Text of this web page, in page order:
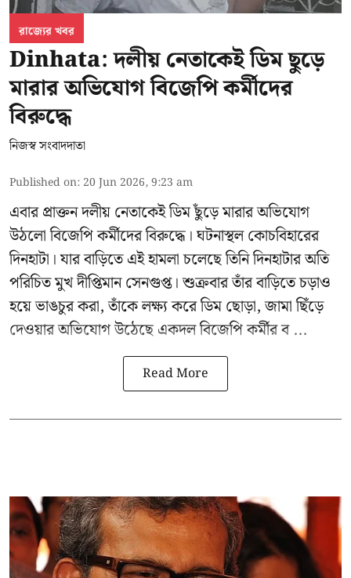
রাজ্যের খবর
Dinhata: দলীয় নেতাকেই ডিম ছুড়ে
মারার অভিযোগ বিজেপি কর্মীদের
বিরুদ্ধে
নিজস্ব সংবাদদাতা
Published on: 20 Jun 2026, 9:23 am
এবার প্রাক্তন দলীয় নেতাকেই ডিম ছুঁড়ে মারার অভিযোগ
উঠলো বিজেপি কর্মীদের বিরুদ্ধে। ঘটনাস্থল কোচবিহারের
দিনহাটা। যার বাড়িতে এই হামলা চলেছে তিনি দিনহাটার অতি
পরিচিত মুখদীপ্তিমান সেনগুপ্ত।শুক্রবার তাঁর বাড়িতে চড়াও
হয়ে ভাঙচুর করা, তাঁকে লক্ষ্য করে ডিম ছোড়া, জামা ছিঁড়ে
দেওয়ার অভিযোগ উঠেছে একদল বিজেপি কর্মীর ব ...
Read More